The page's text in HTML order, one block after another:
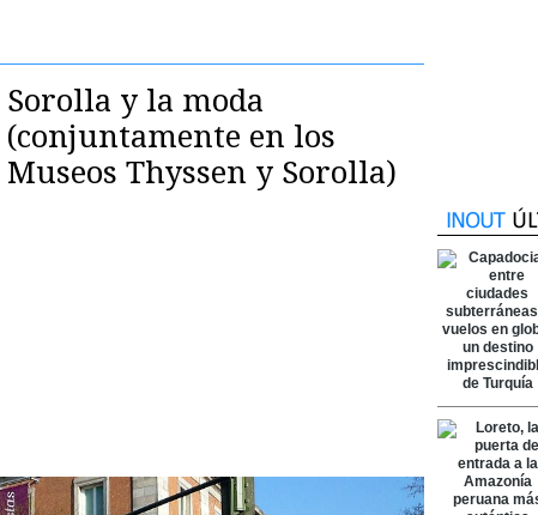
Sorolla y la moda
(conjuntamente en los
Museos Thyssen y Sorolla)